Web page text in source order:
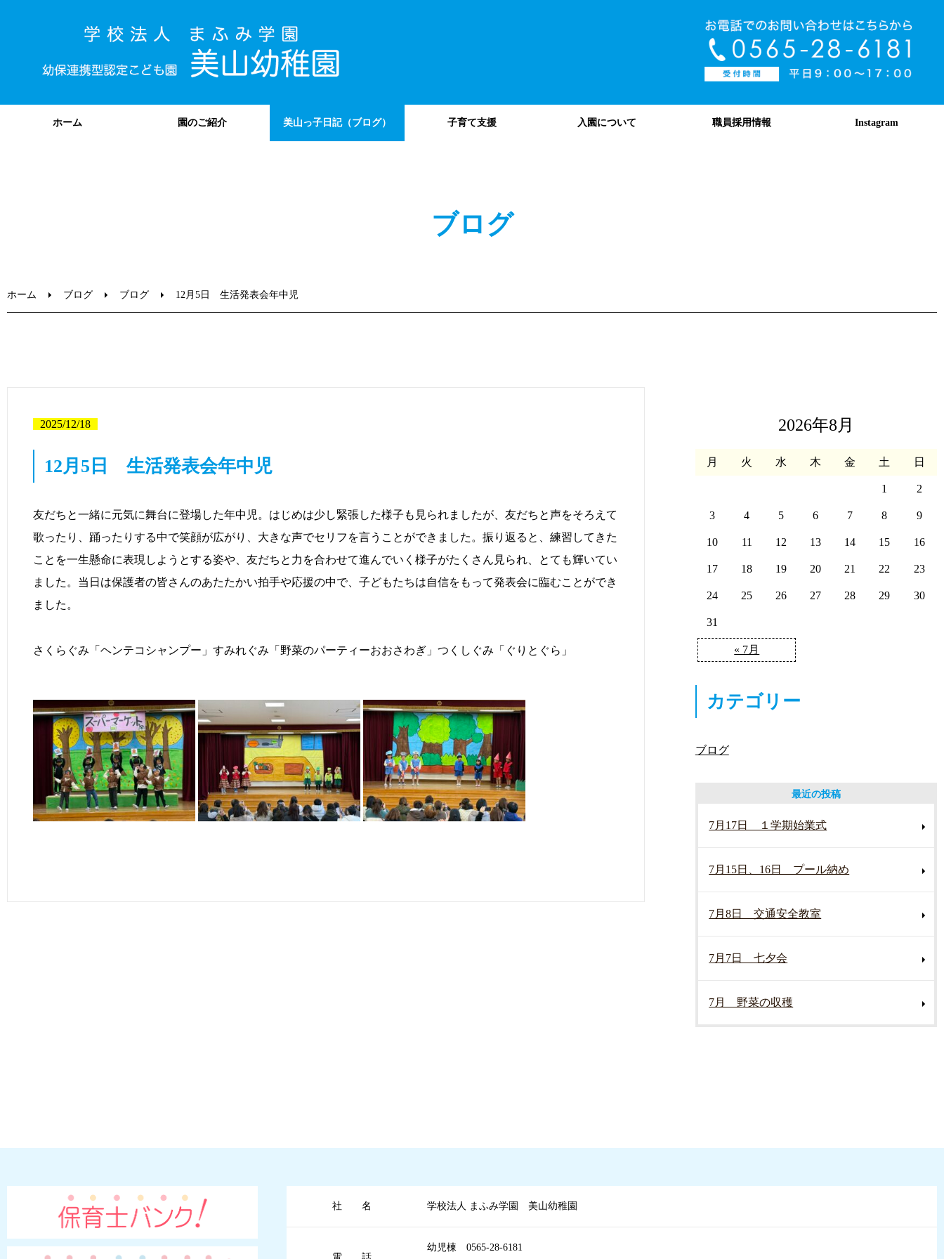
ホーム 園のご紹介 美山っ子日記（ブログ） 子育て支援 入園について 職員採用情報 Instagram
ブログ
ホーム ブログ ブログ 12月5日 生活発表会年中児
2025/12/18
12月5日 生活発表会年中児
友だちと一緒に元気に舞台に登場した年中児。はじめは少し緊張した様子も見られましたが、友だちと声をそろえて
歌ったり、踊ったりする中で笑顔が広がり、大きな声でセリフを言うことができました。振り返ると、練習してきた
ことを一生懸命に表現しようとする姿や、友だちと力を合わせて進んでいく様子がたくさん見られ、とても輝いてい
ました。当日は保護者の皆さんのあたたかい拍手や応援の中で、子どもたちは自信をもって発表会に臨むことができ
ました。
さくらぐみ「ヘンテコシャンプー」すみれぐみ「野菜のパーティーおおさわぎ」つくしぐみ「ぐりとぐら」
2026年8月
月 火 水 木 金 土 日
« 7月
1 2
3 4 5 6 7 8 9
10 11 12 13 14 15 16
17 18 19 20 21 22 23
24 25 26 27 28 29 30
31
カテゴリー
ブログ
最近の投稿
7月17日 １学期始業式
7月15日、16日 プール納め
7月8日 交通安全教室
7月7日 七夕会
7月 野菜の収穫
社 名 学校法人 まふみ学園 美山幼稚園
幼児棟 0565-28-6181